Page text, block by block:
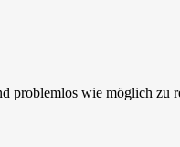
wie möglich zu